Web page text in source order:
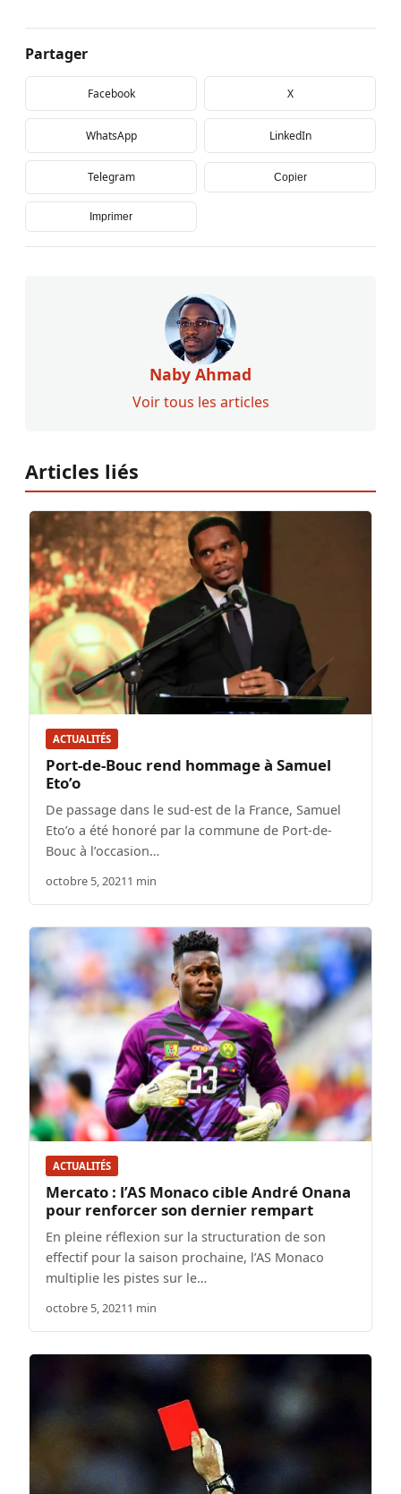
Partager
Facebook X
WhatsApp LinkedIn
Telegram Copier
Imprimer
Naby Ahmad
Voir tous les articles
Articles liés
ACTUALITÉS
Port-de-Bouc rend hommage à Samuel
Eto’o
De passage dans le sud-est de la France, Samuel
Eto’o a été honoré par la commune de Port-de-
Bouc à l’occasion…
octobre 5, 20211 min
ACTUALITÉS
Mercato : l’AS Monaco cible André Onana
pour renforcer son dernier rempart
En pleine réflexion sur la structuration de son
effectif pour la saison prochaine, l’AS Monaco
multiplie les pistes sur le…
octobre 5, 20211 min